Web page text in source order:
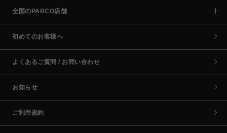
全国のPARCO店舗
初めてのお客様へ
よくあるご質問 / お問い合わせ
お知らせ
ご利用規約